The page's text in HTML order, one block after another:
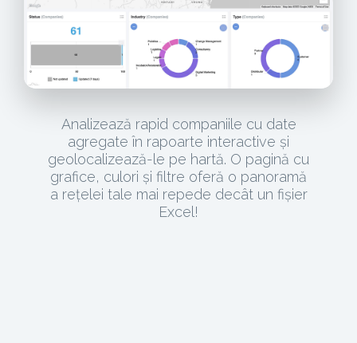
Analizează rapid companiile cu date
agregate în rapoarte interactive și
geolocalizează-le pe hartă. O pagină cu
grafice, culori și filtre oferă o panoramă
a rețelei tale mai repede decât un fișier
Excel!